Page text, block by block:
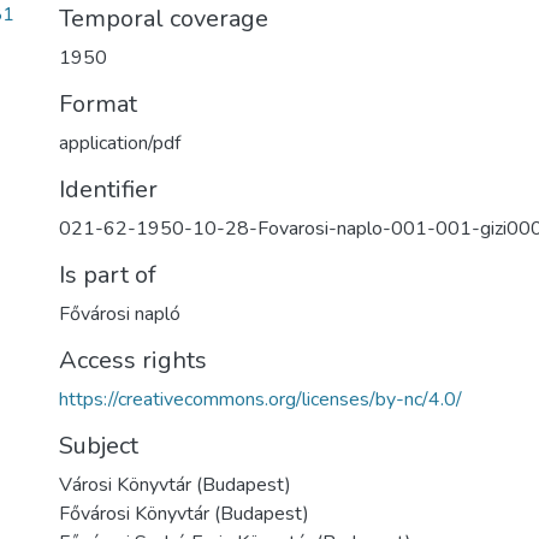
Temporal coverage
1950
Format
application/pdf
Identifier
021-62-1950-10-28-Fovarosi-naplo-001-001-
Is part of
Fővárosi napló
Access rights
https://creativecommons.org/licenses/by-nc/4.0/
Subject
Városi Könyvtár (Budapest)
Fővárosi Könyvtár (Budapest)